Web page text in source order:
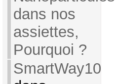
dans nos
assiettes,
Pourquoi ?
SmartWay10